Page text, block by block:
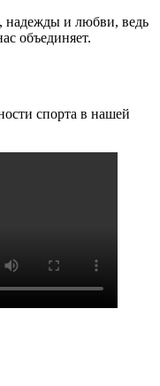
надежды и любви, ведь
объединяет.
спорта в нашей